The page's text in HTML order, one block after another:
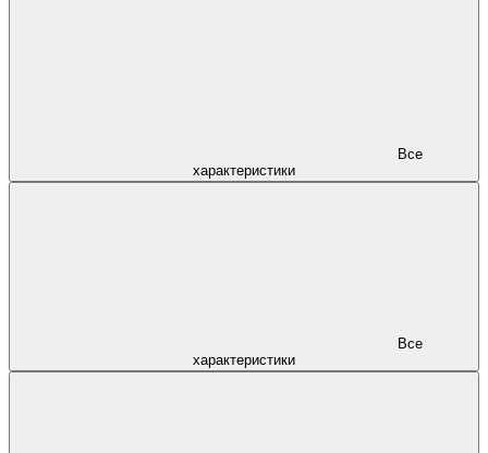
характеристики
характеристики